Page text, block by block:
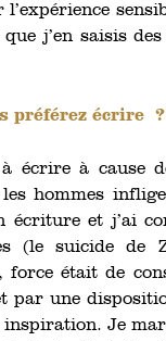
j’en saisis
préférez écrire ?
écrire à cause
hommes
écriture et j’ai
(le suicide de
était de
une
Je